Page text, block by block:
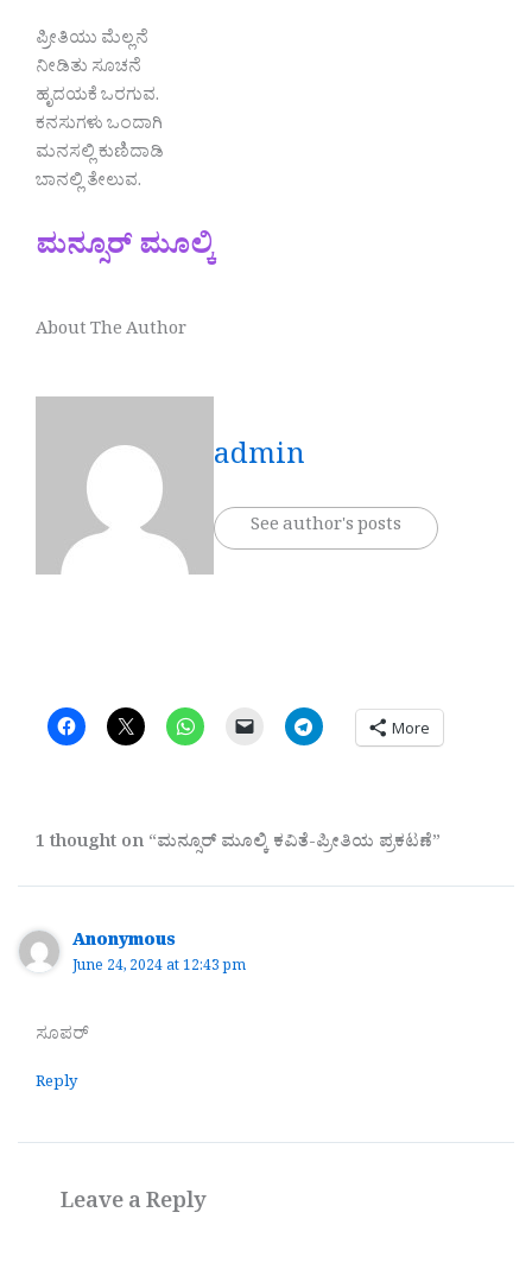
ಪ್ರೀತಿಯು ಮೆಲ್ಲನೆ
ನೀಡಿತು ಸೂಚನೆ
ಹೃದಯಕೆ ಒರಗುವ.
ಕನಸುಗಳು ಒಂದಾಗಿ
ಮನಸಲ್ಲಿ ಕುಣಿದಾಡಿ
ಬಾನಲ್ಲಿ ತೇಲುವ.
ಮನ್ಸೂರ್ ಮೂಲ್ಕಿ
About The Author
admin
See author's posts
More
1 thought on “ಮನ್ಸೂರ್ ಮೂಲ್ಕಿ ಕವಿತೆ-ಪ್ರೀತಿಯ ಪ್ರಕಟಣೆ”
Anonymous
June 24, 2024 at 12:43 pm
ಸೂಪರ್
Reply
Leave a Reply